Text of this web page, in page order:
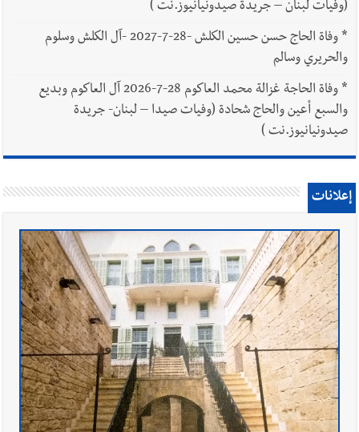
(وفيات لبنان – جريدة صيدونيانيوز.نت )
*
وفاة الحاج حسن حسين الكلش -28-7-2027 -آل الكلش وسلوم
والحريري وسالم
*
وفاة الحاجة غزالة محمد العاكوم 28-7-2026 آل العاكوم وبديع
والسبع أعين والحاج شحادة (وفيات صيدا – لبنان- جريدة
صيدونيانيوز.نت )
إعلانات